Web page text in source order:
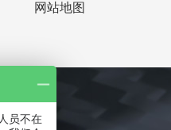
网站地图
员不在